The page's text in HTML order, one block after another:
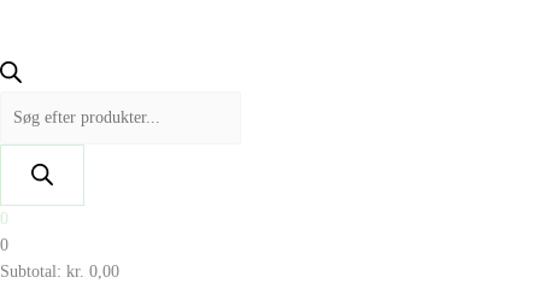
0
0
Subtotal: kr. 0,00